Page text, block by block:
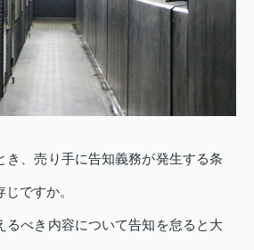
き、売り手に告知義務が発生する条
ですか。
るべき内容について告知を怠ると大